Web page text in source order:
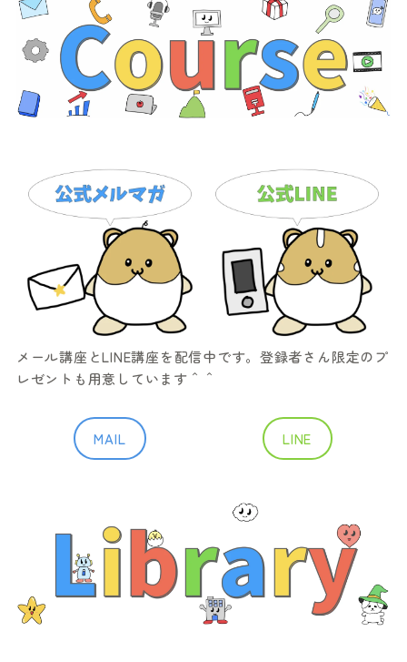
メール講座とLINE講座を配信中です。登録者さん限定のプ
レゼントも用意しています＾＾
MAIL LINE